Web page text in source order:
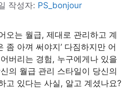
작성자: PS_bonjour
오는 월급, 제대로 관리하고 계
좀 아껴 써야지’ 다짐하지만 어
버리는 경험, 누구에게나 있을
의 월급 관리 스타일이 당신의
고 있다는 사실, 알고 계셨나요?